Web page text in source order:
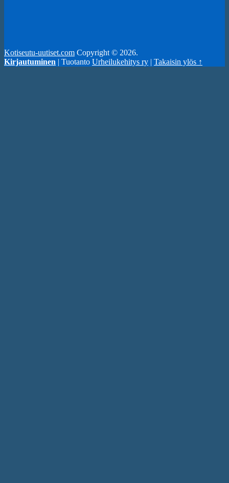
Kotiseutu-uutiset.com Copyright © 2026.
Kirjautuminen | Tuotanto Urheilukehitys ry | Takaisin ylös ↑